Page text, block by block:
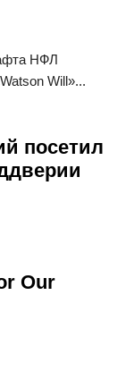
НФЛ
Will»...
Вашингтон-
посетил
посетил «Уотсон
Our
Campus